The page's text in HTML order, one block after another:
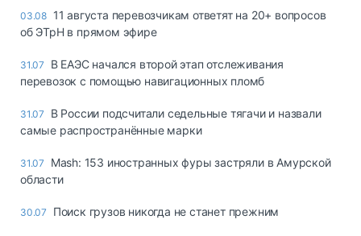
03.08 11 августа перевозчикам ответят на 20+ вопросов
об ЭТрН в прямом эфире
31.07
В ЕАЭС начался второй этап отслеживания
перевозок с помощью навигационных пломб
31.07
В России подсчитали седельные тягачи и назвали
самые распространённые марки
31.07
Mash: 153 иностранных фуры застряли в Амурской
области
30.07 Поиск грузов никогда не станет прежним